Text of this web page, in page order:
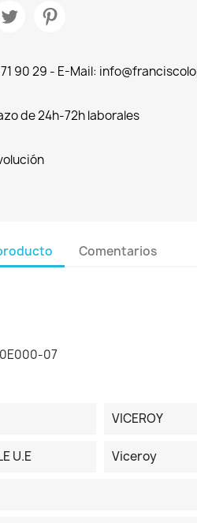
90 29 - E-Mail:
de 24h-72h laborales
Comentarios
07
VICEROY
U.E Viceroy